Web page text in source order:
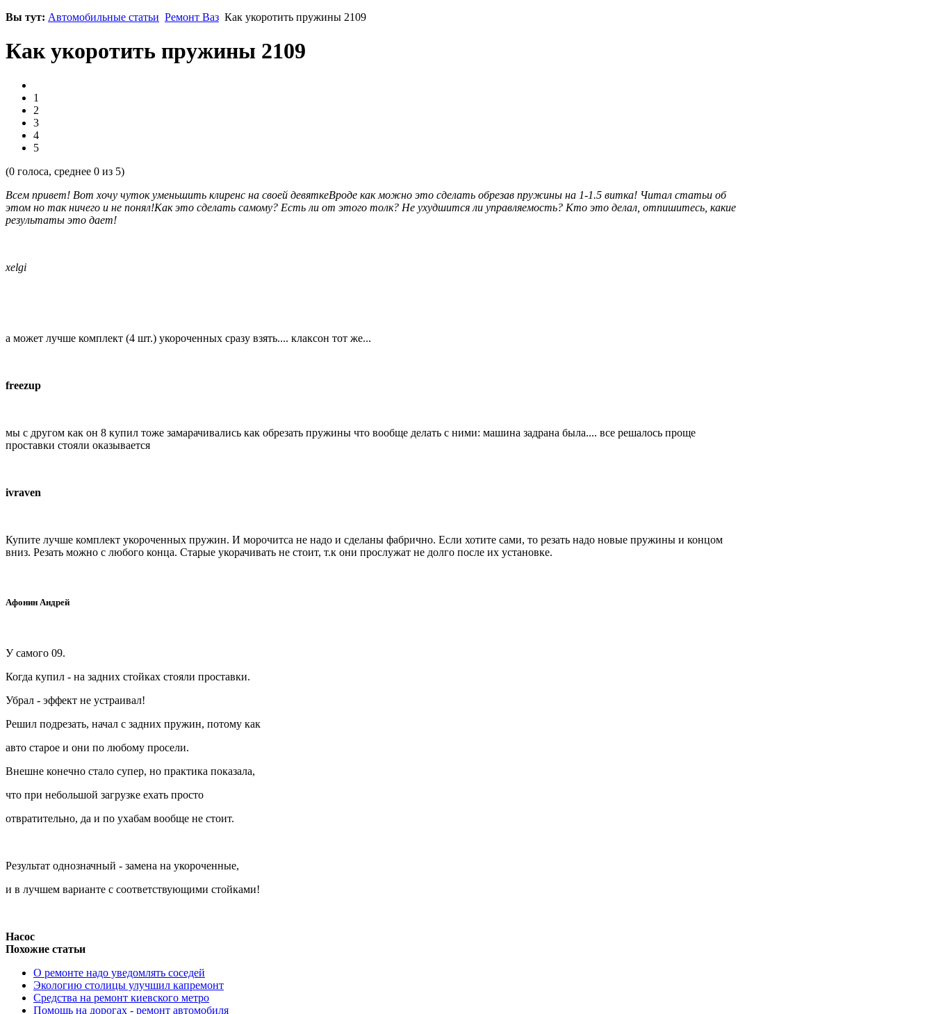
Вы тут: Автомобильные статьи Ремонт Ваз Как укоротить пружины 2109
Как укоротить пружины 2109
1
2
3
4
5
(0 голоса, среднее 0 из 5)
Всем привет! Вот хочу чуток уменьшить клиренс на своей девяткеВроде как можно это сделать обрезав пружины на 1-1.5 витка! Читал статьи об
этом но так ничего и не понял!Как это сделать самому? Есть ли от этого толк? Не ухудшится ли управляемость? Кто это делал, отпишитесь, какие
результаты это дает!
xelgi
а может лучше комплект (4 шт.) укороченных сразу взять.... клаксон тот же...
freezup
мы с другом как он 8 купил тоже замарачивались как обрезать пружины что вообще делать с ними: машина задрана была.... все решалось проще
проставки стояли оказывается
ivraven
Купите лучше комплект укороченных пружин. И морочитса не надо и сделаны фабрично. Если хотите сами, то резать надо новые пружины и концом
вниз. Резать можно с любого конца. Старые укорачивать не стоит, т.к они прослужат не долго после их установке.
Афонин Андрей
У самого 09.
Когда купил - на задних стойках стояли проставки.
Убрал - эффект не устраивал!
Решил подрезать, начал с задних пружин, потому как
авто старое и они по любому просели.
Внешне конечно стало супер, но практика показала,
что при небольшой загрузке ехать просто
отвратительно, да и по ухабам вообще не стоит.
Результат однозначный - замена на укороченные,
и в лучшем варианте с соответствующими стойками!
Насос
Похожие статьи
О ремонте надо уведомлять соседей
Экологию столицы улучшил капремонт
Средства на ремонт киевского метро
Помощь на дорогах - ремонт автомобиля